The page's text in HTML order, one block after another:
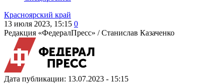
Красноярский край
13 июля 2023, 15:15 0
Редакция «ФедералПресс» /Станислав Казаченко
Дата публикации: 13.07.2023 - 15:15